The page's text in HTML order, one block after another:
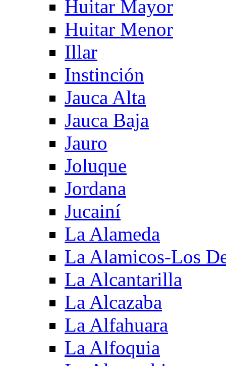
Huitar Mayor
Huitar Menor
Illar
Instinción
Jauca Alta
Jauca Baja
Jauro
Joluque
Jordana
Jucainí
La Alameda
La Alamicos-Los
La Alcantarilla
La Alcazaba
La Alfahuara
La Alfoquia